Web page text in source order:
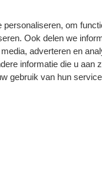
om
Ook delen we
adverteren en
informatie die u aan
gebruik van hun
"Je moet punten
dus daar gaan
(16. Condé);